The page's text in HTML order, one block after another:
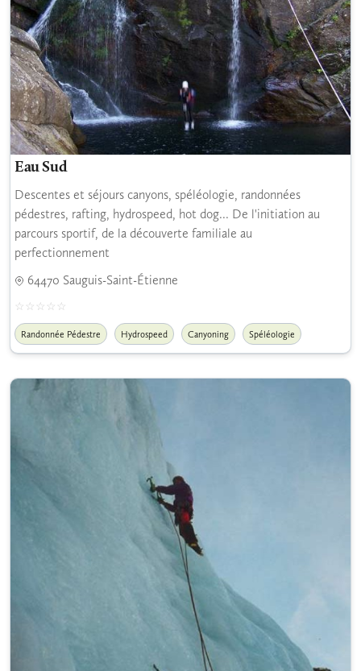
Eau Sud
Descentes et séjours canyons, spéléologie, randonnées
pédestres, rafting, hydrospeed, hot dog... De l'initiation au
parcours sportif, de la découverte familiale au
perfectionnement
64470 Sauguis-Saint-Étienne
Randonnée Pédestre Hydrospeed Canyoning Spéléologie